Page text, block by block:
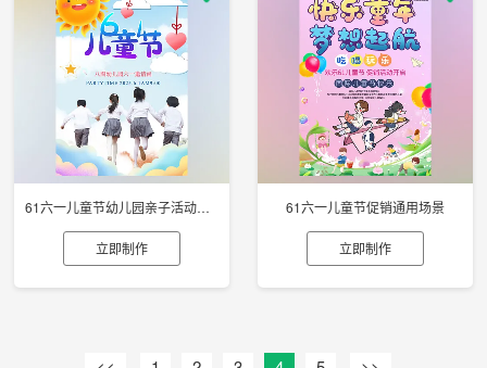
61六一儿童节幼儿园亲子活动邀请函
立即制作
61六一儿童节促销通用场景
立即制作